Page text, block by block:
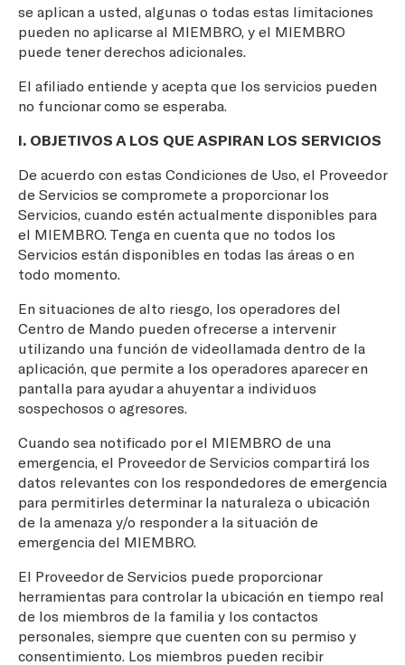
se aplican a usted, algunas o todas estas limitaciones
pueden no aplicarse al MIEMBRO, y el MIEMBRO
puede tener derechos adicionales.
El afiliado entiende y acepta que los servicios pueden
no funcionar como se esperaba.
I. OBJETIVOS A LOS QUE ASPIRAN LOS SERVICIOS
De acuerdo con estas Condiciones de Uso, el Proveedor
de Servicios se compromete a proporcionar los
Servicios, cuando estén actualmente disponibles para
el MIEMBRO. Tenga en cuenta que no todos los
Servicios están disponibles en todas las áreas o en
todo momento.
En situaciones de alto riesgo, los operadores del
Centro de Mando pueden ofrecerse a intervenir
utilizando una función de videollamada dentro de la
aplicación, que permite a los operadores aparecer en
pantalla para ayudar a ahuyentar a individuos
sospechosos o agresores.
Cuando sea notificado por el MIEMBRO de una
emergencia, el Proveedor de Servicios compartirá los
datos relevantes con los respondedores de emergencia
para permitirles determinar la naturaleza o ubicación
de la amenaza y/o responder a la situación de
emergencia del MIEMBRO.
El Proveedor de Servicios puede proporcionar
herramientas para controlar la ubicación en tiempo real
de los miembros de la familia y los contactos
personales, siempre que cuenten con su permiso y
consentimiento. Los miembros pueden recibir